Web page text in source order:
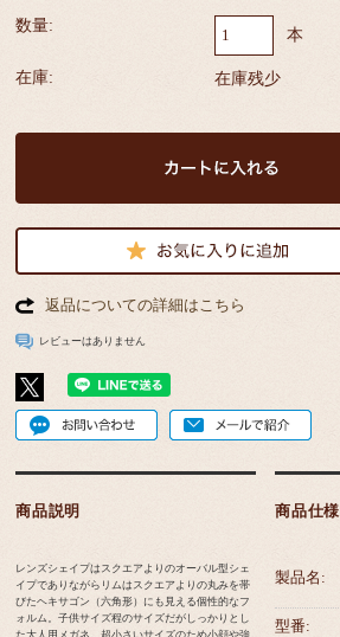
数量:
本
在庫: 在庫残少
返品についての詳細はこちら
レビューはありません
商品説明
レンズシェイプはスクエアよりのオーバル型シェ
イプでありながらリムはスクエアよりの丸みを帯
びたヘキサゴン（六角形）にも見える個性的なフ
ォルム。子供サイズ程のサイズだがしっかりとし
た大人用メガネ。超小さいサイズのため小顔や強
商品仕様
製品名:
型番: